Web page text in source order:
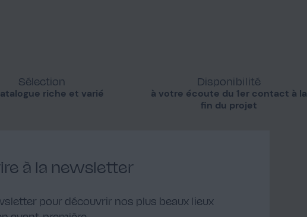
Sélection
riche et varié
Disponibilité
à votre écoute du 1er contact à la
fin du projet
à la newsletter
pour découvrir nos plus beaux lieux